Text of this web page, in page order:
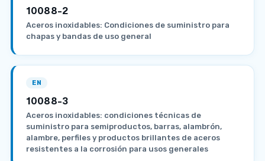
10088-2
Aceros inoxidables: Condiciones de suministro para
chapas y bandas de uso general
EN
10088-3
Aceros inoxidables: condiciones técnicas de
suministro para semiproductos, barras, alambrón,
alambre, perfiles y productos brillantes de aceros
resistentes a la corrosión para usos generales